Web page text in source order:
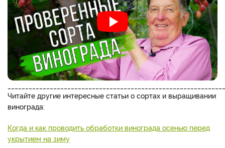
Читайте другие интересные статьи о сортах и выращивании
винограда:
Когда и как проводить обработки винограда осенью перед
укрытием на зиму